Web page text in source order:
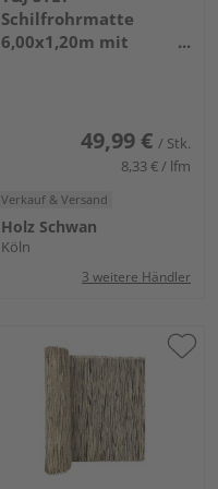
Schilfrohrmatte
6,00x1,20m mit
49,99 € / Stk.
8,33 € / lfm
Verkauf & Versand
Holz Schwan
Köln
3 weitere Händler